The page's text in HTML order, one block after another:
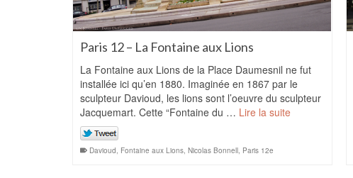
Paris 12 – La Fontaine aux Lions
La Fontaine aux Lions de la Place Daumesnil ne fut
installée ici qu’en 1880. Imaginée en 1867 par le
sculpteur Davioud, les lions sont l’oeuvre du sculpteur
Jacquemart. Cette “Fontaine du … Lire la suite
Davioud, Fontaine aux Lions, Nicolas Bonnell, Paris 12e